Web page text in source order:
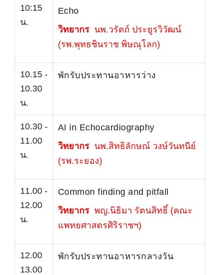
10:15
น.
Echo
วิทยากร นพ.วรัตถ์ ประยูรวิวัฒน์
(รพ.พุทธชินราช พิษณุโลก)
10.15 -
10.30
น.
พักรับประทานอาหารว่าง
10.30 -
11.00
น.
AI in Echocardiography
วิทยากร นพ.สิทธิลักษณ์ วงษ์วันทนีย์
(รพ.ระยอง)
11.00 -
12.00
น.
Common finding and pitfall
วิทยากร พญ.นิธิมา รัตนสิทธิ์ (คณะ
แพทยศาสตรศิริราชฯ)
12.00
13.00
พักรับประทานอาหารกลางวัน